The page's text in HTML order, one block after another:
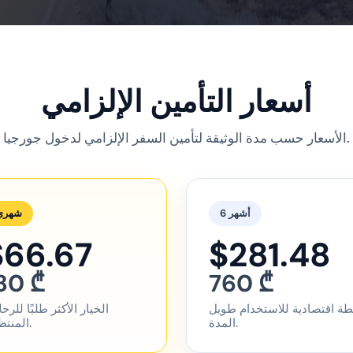
أسعار التأمين الإلزامي
الأسعار حسب مدة الوثيقة لتأمين السفر الإلزامي لدخول جورجيا.
₾
الخيار الأكثر طلبًا
المنتظمة.
6 أشهر
$281.48
760 ₾
اقتصادية للاستخدام طويل
المدة.